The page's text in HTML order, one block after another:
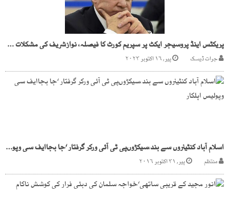
پریکٹس اینڈ پروسیجر ایکٹ پر سپریم کورٹ کا فیصلہ، نوازشریف کی مشکلات بڑھ گئیں؟
جرات ڈیسک پیر, ۱۶ اکتوبر ۲۰۲۳
اسلام آباد کنٹینروں سے بند،سیکڑوںپی ٹی آئی ورکر گرفتار ‘جا بجاایف سی وپولیس اہلکار
منتظم پیر, ۳۱ اکتوبر ۲۰۱۶